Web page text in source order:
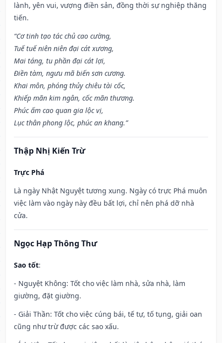
lành, yên vui, vượng điền sản, đồng thời sự nghiệp thăng
tiến.
“Cơ tinh tạo tác chủ cao cường,
Tuế tuế niên niên đại cát xương,
Mai táng, tu phần đại cát lợi,
Điền tàm, ngưu mã biến sơn cương.
Khai môn, phóng thủy chiêu tài cốc,
Khiếp mãn kim ngân, cốc mãn thương.
Phúc ấm cao quan gia lộc vị,
Lục thân phong lộc, phúc an khang.”
Thập Nhị Kiến Trừ
Trực Phá
Là ngày Nhật Nguyệt tương xung. Ngày có trực Phá muôn
việc làm vào ngày này đều bất lợi, chỉ nên phá dỡ nhà
cửa.
Ngọc Hạp Thông Thư
Sao tốt:
- Nguyệt Không: Tốt cho việc làm nhà, sửa nhà, làm
giường, đặt giường.
- Giải Thần: Tốt cho việc cúng bái, tế tự, tố tụng, giải oan
cũng như trừ được các sao xấu.